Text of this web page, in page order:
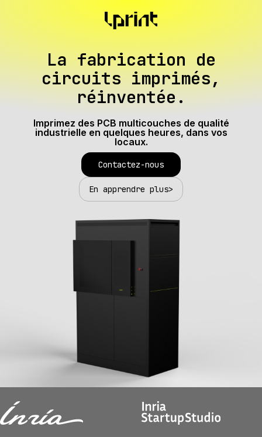
La fabrication de
circuits imprimés,
réinventée.
Imprimez des PCB multicouches de qualité
industrielle en quelques heures, dans vos
locaux.
Contactez-nous
En apprendre plus>